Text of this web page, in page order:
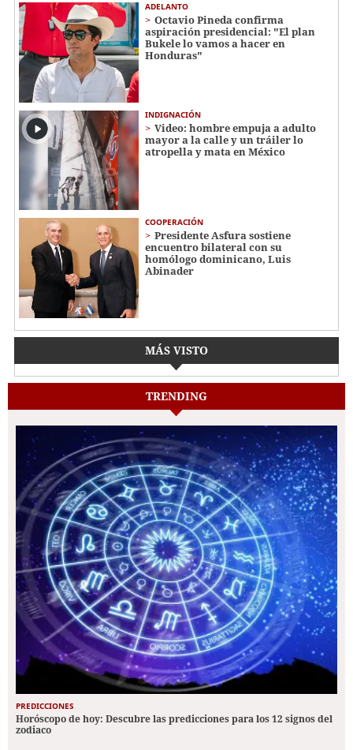
ADELANTO
Octavio Pineda confirma
aspiración presidencial: "El plan
Bukele lo vamos a hacer en
Honduras"
INDIGNACIÓN
Video: hombre empuja a adulto
mayor a la calle y un tráiler lo
atropella y mata en México
COOPERACIÓN
Presidente Asfura sostiene
encuentro bilateral con su
homólogo dominicano, Luis
Abinader
MÁS VISTO
TRENDING
PREDICCIONES
Horóscopo de hoy: Descubre las predicciones para los 12 signos del
zodiaco